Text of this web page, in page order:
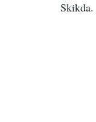
Skikda.